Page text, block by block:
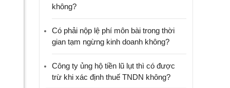
không?
Có phải nộp lệ phí môn bài trong thời
gian tạm ngừng kinh doanh không?
Công ty ủng hộ tiền lũ lụt thì có được
trừ khi xác định thuế TNDN không?